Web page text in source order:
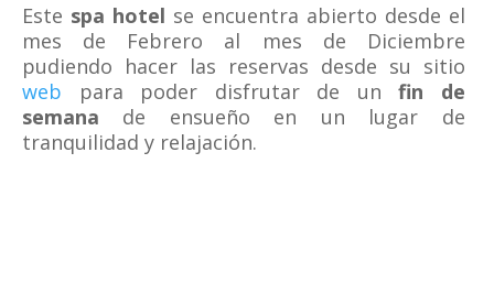
Este spa hotel se encuentra abierto desde el
mes de Febrero al mes de Diciembre
pudiendo hacer las reservas desde su sitio
web para poder disfrutar de unfin de
semana de ensueño en un lugar de
tranquilidad y relajación.